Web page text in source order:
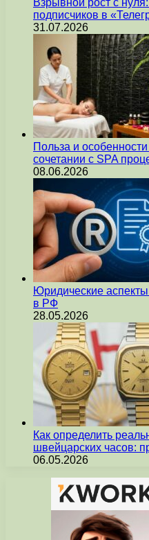
Взрывной рост с
подписчиков в
31.07.2026
Польза и
сочетании с SPA
08.06.2026
Юридические
в РФ
28.05.2026
Как определить
швейцарских часов:
06.05.2026